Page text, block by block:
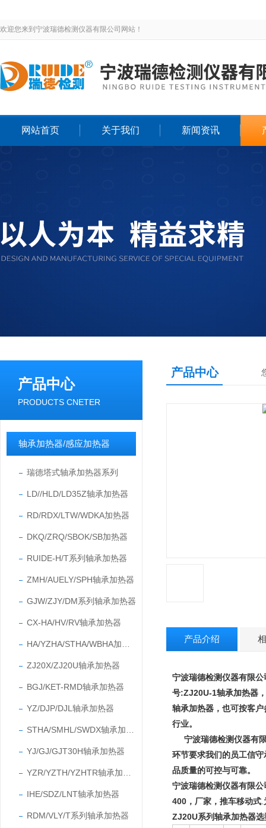
欢迎您来到宁波瑞德检测仪器有限公司网站！
网站首页 关于我们 新闻资讯
产品中心
PRODUCTS CNETER
轴承加热器/感应加热器
瑞德塔式轴承加热器系列
LD//HLD/LD35Z轴承加热器
RD/RDX/LTW/WDKA加热器
DKQ/ZRQ/SBOK/SB加热器
RUIDE-H/T系列轴承加热器
ZMH/AUELY/SPH轴承加热器
GJW/ZJY/DM系列轴承加热器
CX-HA/HV/RV轴承加热器
ZJ20X/ZJ20U轴承加热器
BGJ/KET-RMD轴承加热器
YZ/DJP/DJL轴承加热器
YJ/GJ/GJT30H轴承加热器
IHE/SDZ/LNT轴承加热器
RDM/VLY/T系列轴承加热器
产品中心
产品介绍
宁波瑞德检测仪器有限
号:ZJ20U-1轴承加热器
轴承加热器，也可按客
行业。
宁波瑞德检测仪器有限
环节要求我们的员工信
品质量的可控与可靠。
宁波瑞德检测仪器有限
400，厂家，推车移动式
ZJ20U系列轴承加热器